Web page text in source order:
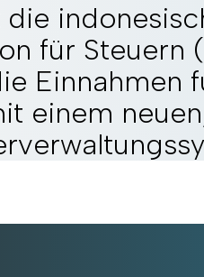
die
für Steuern
Einnahmen
einem